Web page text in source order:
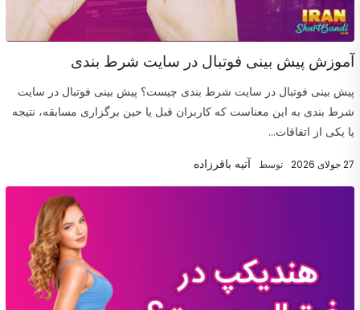
آموزش پیش بینی فوتبال در سایت شرط بندی
پیش بینی فوتبال در سایت شرط بندی چیست؟ پیش بینی فوتبال در سایت
شرط بندی به این معناست که کاربران قبل یا حین برگزاری مسابقه، نتیجه
یا یکی از اتفاقات...
27 جولای 2026 توسط آتیه باقرزاده